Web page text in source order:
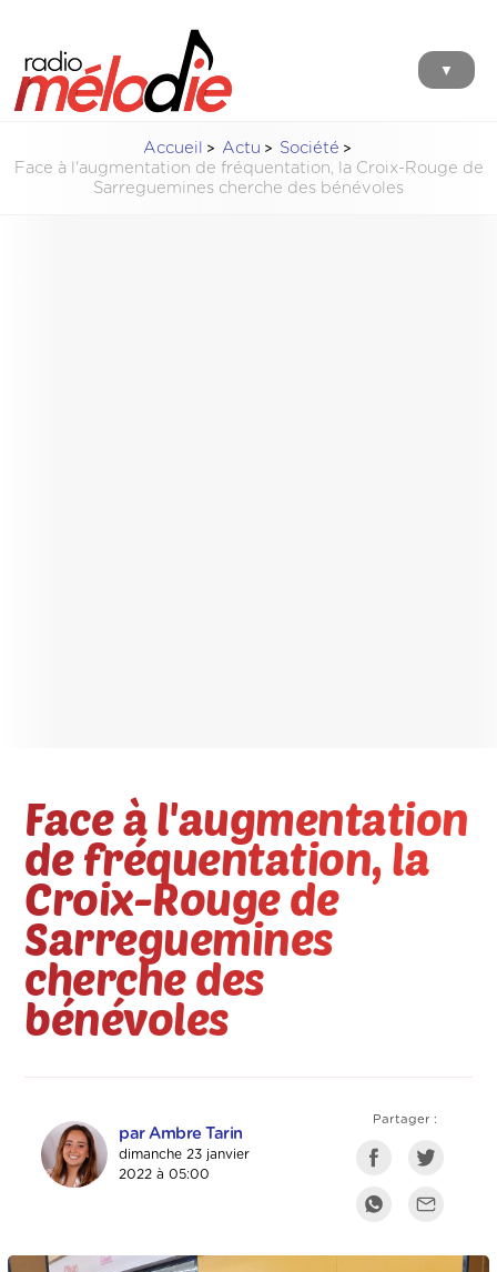
▼
Accueil Actu
Société
Face à l'augmentation de fréquentation, la Croix-Rouge de
Sarreguemines cherche des bénévoles
Face à l'augmentation
de fréquentation, la
Croix-Rouge de
Sarreguemines
cherche des
bénévoles
par Ambre Tarin
dimanche 23 janvier
2022 à 05:00
Partager :